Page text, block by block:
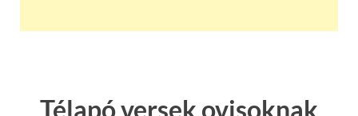
Télapó versek ovisoknak